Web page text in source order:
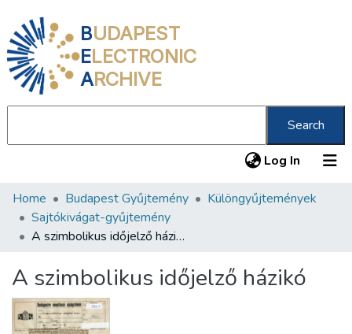
BUDAPEST
ELECTRONIC
ARCHIVE
Search
Log In (current)
Communities & Collections
All of DSpace
About us
Home Budapest Gyűjtemény
Különgyűjtemények
Sajtókivágat-gyűjtemény
A szimbolikus időjelző házikó
A szimbolikus időjelző házikó